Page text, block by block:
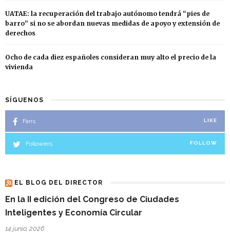
UATAE: la recuperación del trabajo autónomo tendrá “pies de
barro” si no se abordan nuevas medidas de apoyo y extensión de
derechos
Ocho de cada diez españoles consideran muy alto el precio de la
vivienda
SÍGUENOS
Fans LIKE
Followers FOLLOW
EL BLOG DEL DIRECTOR
En la II edición del Congreso de Ciudades
Inteligentes y Economía Circular
14 junio, 2026